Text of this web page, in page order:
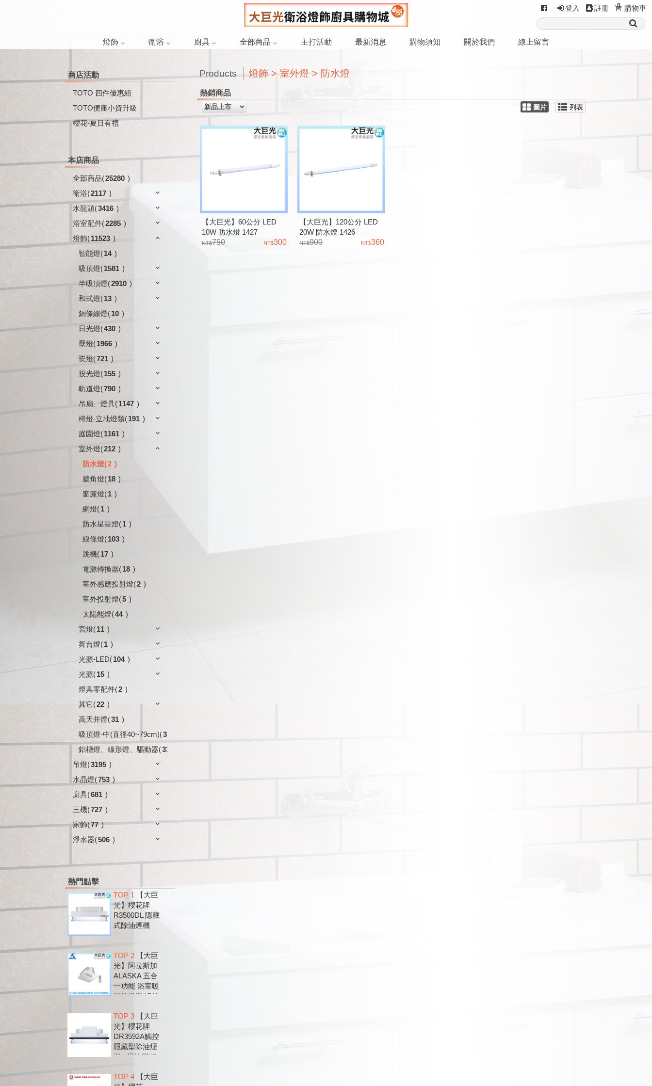
登入 註冊 0 購物車
燈飾 衛浴 廚具 全部商品 主打活動 最新消息 購物須知 關於我們 線上留言
商店活動
TOTO 四件優惠組
TOTO便座小資升級
櫻花-夏日有禮
本店商品
全部商品(25280 )
衛浴(2117 )
水龍頭(3416 )
浴室配件(2285 )
燈飾(11523 )
智能燈(14 )
吸頂燈(1581 )
半吸頂燈(2910 )
和式燈(13 )
銅條線燈(10 )
日光燈(430 )
壁燈(1966 )
崁燈(721 )
投光燈(155 )
軌道燈(790 )
吊扇、燈具(1147 )
檯燈-立地燈類(191 )
庭園燈(1161 )
室外燈(212 )
防水燈(2 )
牆角燈(18 )
窗簾燈(1 )
網燈(1 )
防水星星燈(1 )
線條燈(103 )
跳機(17 )
電源轉換器(18 )
室外感應投射燈(2 )
室外投射燈(5 )
太陽能燈(44 )
宮燈(11 )
舞台燈(1 )
光源-LED(104 )
光源(15 )
燈具零配件(2 )
其它(22 )
高天井燈(31 )
吸頂燈-中(直徑40~79cm)(3
鋁槽燈、線形燈、驅動器(33
吊燈(3195 )
水晶燈(753 )
廚具(681 )
三機(727 )
家飾(77 )
淨水器(506 )
熱門點擊
TOP 1
【大巨
光】櫻花牌
R3500DL 隱藏
式除油煙機
79CM
TOP 2【大巨
光】阿拉斯加
ALASKA 五合
一功能 浴室暖
風乾燥機 遙控
TOP 3【大巨
光】櫻花牌
DR3592A觸控
隱藏型除油煙
機 - 渦輪變頻
TOP 4【大巨
Products 燈飾 > 室外燈 > 防水燈
熱銷商品
圖片 列表
【大巨光】60公分 LED
10W 防水燈 1427
750
300
【大巨光】120公分 LED
20W 防水燈 1426
900
360